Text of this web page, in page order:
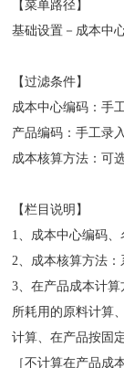
【菜单路径】
基础设置－成本中
【过滤条件】
成本中心编码：手
产品编码：手工录
成本核算方法：可
【栏目说明】
1、成本中心编码、
2、成本核算方法：
3、在产品成本计
所耗用的原料计算
计算、在产品按固
［不计算在产品成